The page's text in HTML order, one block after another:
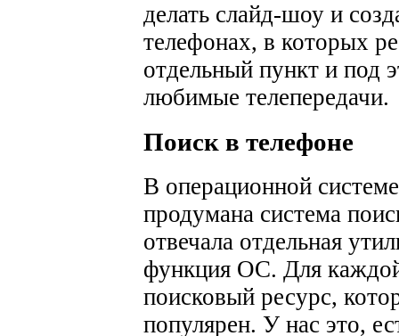
делать слайд-шоу и
телефонах, в которых
отдельный пункт и под
любимые телепередачи.
Поиск в телефоне
В операционной
продумана система
отвечала отдельная
функция ОС. Для каждой
поисковый ресурс,
популярен. У нас это,